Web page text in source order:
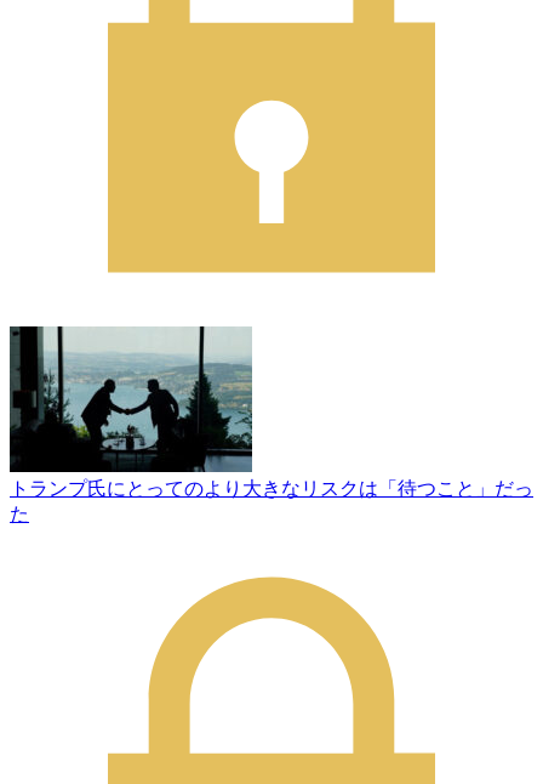
トランプ氏にとってのより大きなリスクは「待つこと」だっ
た